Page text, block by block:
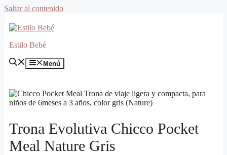
Saltar al contenido
Estilo Bebé
Menú
Trona Evolutiva Chicco Pocket
Meal Nature Gris